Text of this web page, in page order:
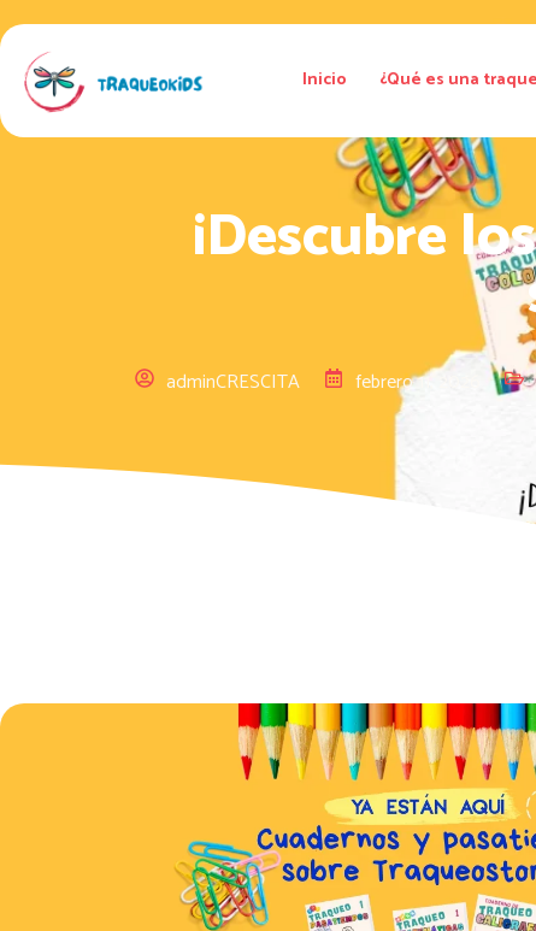
Inicio ¿Qué es una
¡Descubre
adminCRESCITA febrero 11, 2026